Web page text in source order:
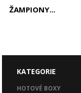
ŽAMPIONY...
KATEGORIE
HOTOVÉ BOXY